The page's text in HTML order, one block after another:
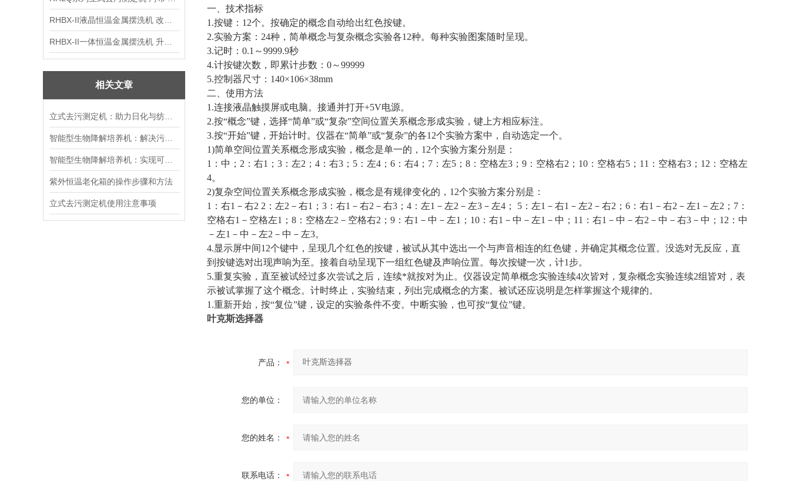
相关文章
紫外恒温老化箱的操作步骤和方法
立式去污测定机使用注意事项
一、技术指标
1.按键： 12个。按确定的概念自动给出红色按键。
2.实验方案： 24种，简单概念与复杂概念实验各12种。每种实验图案随时呈现。
3.记时： 0.1 ～9999.9秒
4.计按键次数，即累计步数： 0～99999
5.控制器尺寸： 140×106×38mm
二、使用方法
1.连接液晶触摸屏或电脑。接通并打开+5V电源。
2.按“概念”键，选择“简单”或“复杂”空间位置关系概念形成实验，键上方相应标注。
3.按“开始”键，开始计时。仪器在“简单”或“复杂”的各12个实验方案中，自动选定一个。
1)简单空间位置关系概念形成实验，概念是单一的， 12个实验方案分别是：
1 ：中； 2 ：右1 ； 3 ：左2 ； 4 ：右3 ； 5 ：左4 ； 6 ：右4 ； 7 ：左5 ； 8 ：空格左3 ； 9 ：空格右2 ； 10 ：空格右5 ； 11 ：空格右3 ； 12 ：空格左
4。
2)复杂空间位置关系概念形成实验，概念是有规律变化的， 12个实验方案分别是：
1 ：右1 －右2 2 ：左2 －右1 ； 3 ：右1 －右2 －右3 ； 4 ：左1 －左2 －左3 －左4 ； 5 ：左1 －右1 －左2 －右2 ； 6 ：右1 －右2 －左1 －左2 ； 7 ：
空格右1 －空格左1 ； 8 ：空格左2 －空格右2 ； 9 ：右1 －中－左1 ； 10 ：右1 －中－左1 －中； 11 ：右1 －中－右2 －中－右3 －中； 12 ：中
－左1 －中－左2 －中－左3。
4.显示屏中间12个键中，呈现几个红色的按键，被试从其中选出一个与声音相连的红色键，并确定其概念位置。没选对无反应，直
到按键选对出现声响为至。接着自动呈现下一组红色键及声响位置。每次按键一次，计1 步。
5.重复实验，直至被试经过多次尝试之后，连续*就按对为止。仪器设定简单概念实验连续4次皆对，复杂概念实验连续2组皆对，表
示被试掌握了这个概念。计时终止，实验结束，列出完成概念的方案。被试还应说明是怎样掌握这个规律的。
1.重新开始，按“复位”键，设定的实验条件不变。中断实验，也可按“复位”键。
叶克斯选择器
产品：
您的单位：
您的姓名：
联系电话：